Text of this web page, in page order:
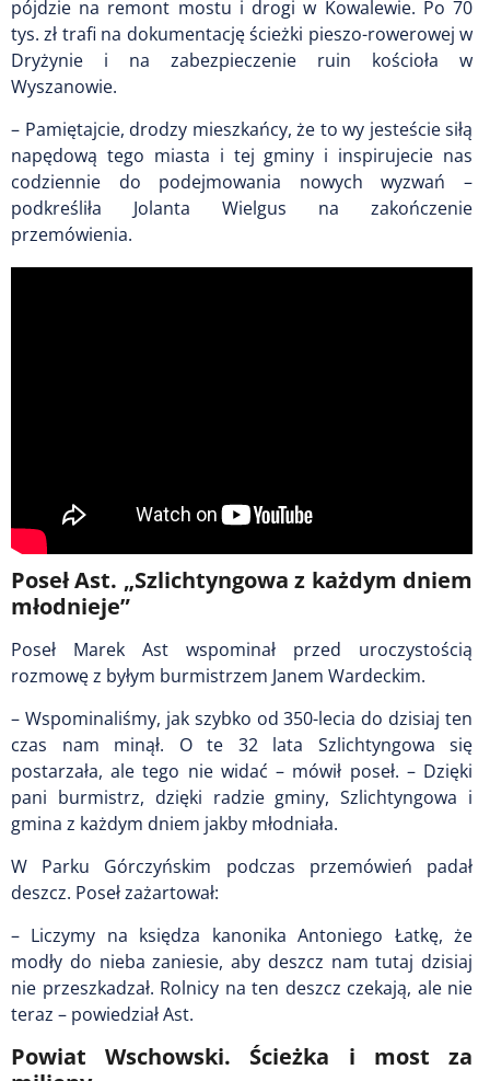
pójdzie na remont mostu i drogi w Kowalewie. Po 70
tys. zł trafi na dokumentację ścieżki pieszo-rowerowej w
Dryżynie i na zabezpieczenie ruin kościoła w
Wyszanowie.
– Pamiętajcie, drodzy mieszkańcy, że to wy jesteście siłą
napędową tego miasta i tej gminy i inspirujecie nas
codziennie do podejmowania nowych wyzwań –
podkreśliła Jolanta Wielgus na zakończenie
przemówienia.
Poseł Ast. „Szlichtyngowa z każdym dniem
młodnieje”
Poseł Marek Ast wspominał przed uroczystością
rozmowę z byłym burmistrzem Janem Wardeckim.
– Wspominaliśmy, jak szybko od 350-lecia do dzisiaj ten
czas nam minął. O te 32 lata Szlichtyngowa się
postarzała, ale tego nie widać – mówił poseł. – Dzięki
pani burmistrz, dzięki radzie gminy, Szlichtyngowa i
gmina z każdym dniem jakby młodniała.
W Parku Górczyńskim podczas przemówień padał
deszcz. Poseł zażartował:
– Liczymy na księdza kanonika Antoniego Łatkę, że
modły do nieba zaniesie, aby deszcz nam tutaj dzisiaj
nie przeszkadzał. Rolnicy na ten deszcz czekają, ale nie
teraz – powiedział Ast.
Powiat Wschowski. Ścieżka i most za